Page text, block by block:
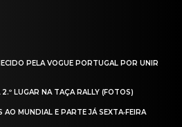
PELA VOGUE PORTUGAL POR UNIR
LUGAR NA TAÇA RALLY (FOTOS)
MUNDIAL E PARTE JÁ SEXTA‑FEIRA